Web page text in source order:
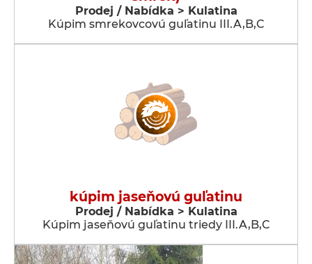
Prodej / Nabídka > Kulatina
Kúpim smrekovcovú guľatinu III.A,B,C
kúpim jaseňovú guľatinu
Prodej / Nabídka > Kulatina
Kúpim jaseňovú guľatinu triedy III.A,B,C